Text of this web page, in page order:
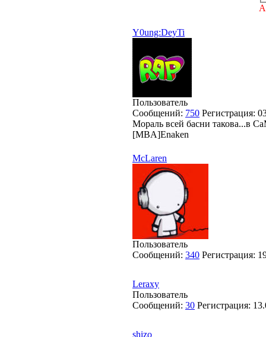
Y0ung:DeyTi
Пользователь
Сообщений: 750 Регистрация:
Мораль всей басни такова...в
[MBA]Enaken
McLaren
Пользователь
Сообщений: 340 Регистрация:
Leraxy
Пользователь
Сообщений: 30 Регистрация:
shizo